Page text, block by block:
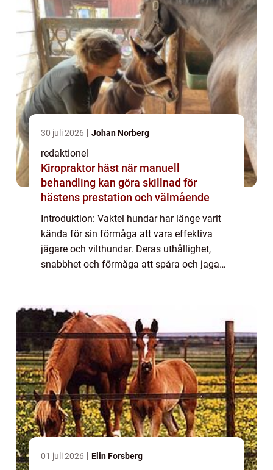
30 juli 2026 Johan Norberg
redaktionel
Kiropraktor häst när manuell
behandling kan göra skillnad för
hästens prestation och välmående
Introduktion: Vaktel hundar har länge varit
kända för sin förmåga att vara effektiva
jägare och vilthundar. Deras uthållighet,
snabbhet och förmåga att spåra och jaga
komm...
01 juli 2026 Elin Forsberg